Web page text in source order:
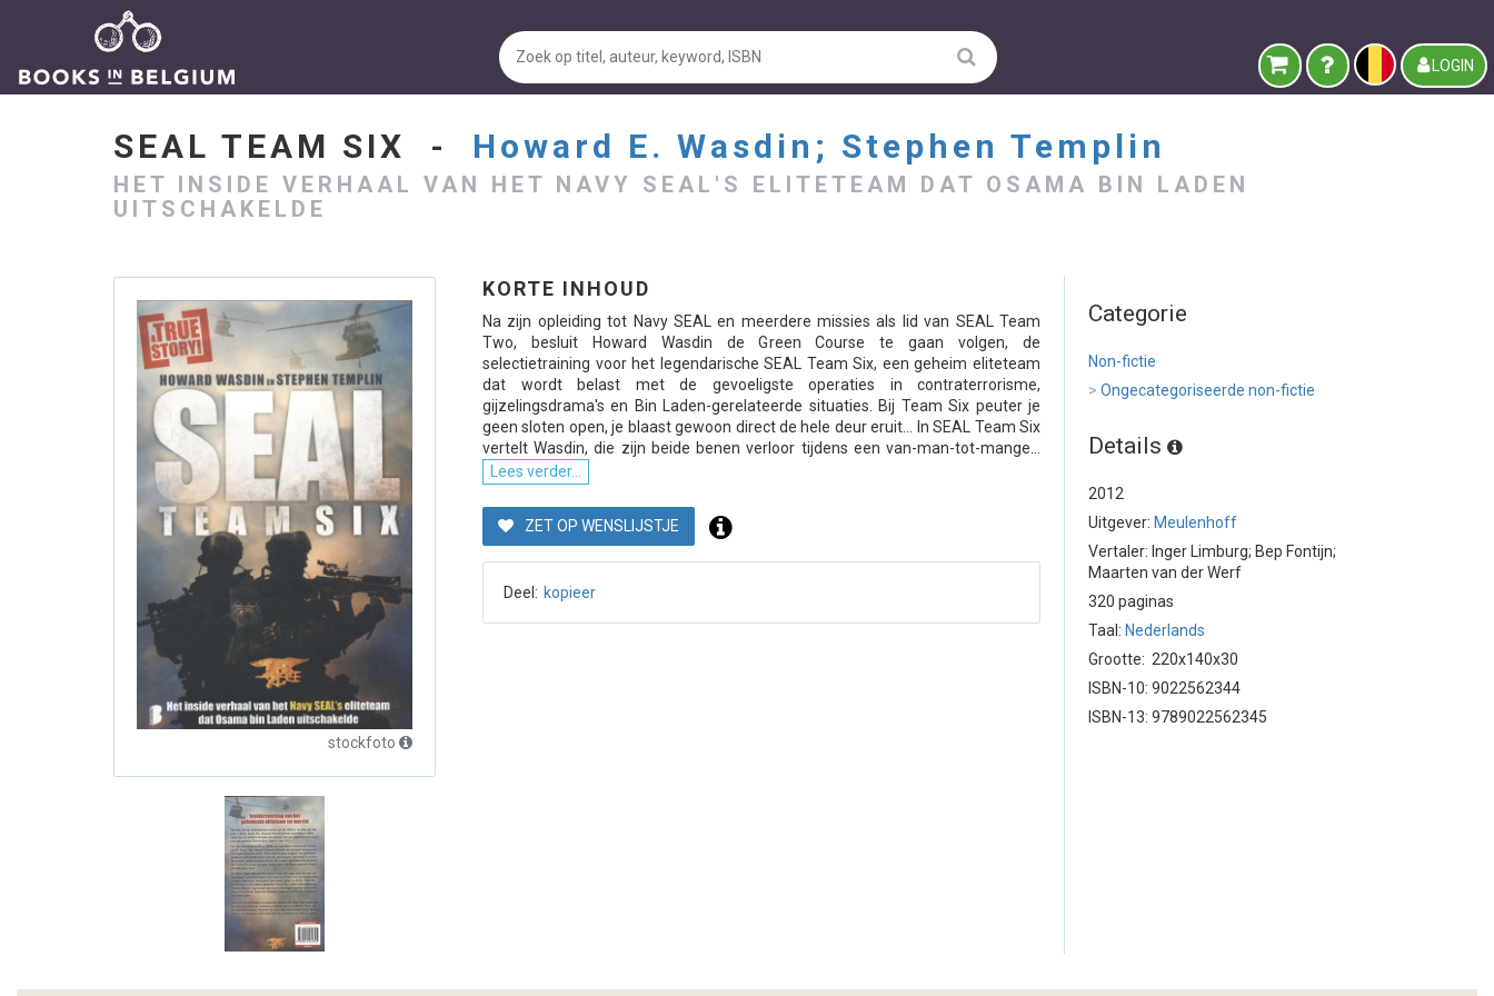
LOGIN
SEAL TEAM SIX - Howard E. Wasdin; Stephen Templin
HET INSIDE VERHAAL VAN HET NAVY SEAL'S ELITETEAM DAT OSAMA BIN LADEN
UITSCHAKELDE
stockfoto
KORTE INHOUD
Na zijn opleiding tot Navy SEAL en meerdere missies als lid van SEAL Team
Two, besluit Howard Wasdin de Green Course te gaan volgen, de
selectietraining voor het legendarische SEAL Team Six, een geheim eliteteam
dat wordt belast met de gevoeligste operaties in contraterrorisme,
gijzelingsdrama's en Bin Laden-gerelateerde situaties. Bij Team Six peuter je
geen sloten open, je blaast gewoon direct de hele deur eruit... In SEAL Team Six
vertelt Wasdin, die zijn beide benen verloor tijdens een van-man-tot-mange...
Lees verder...
ZET OP WENSLIJSTJE
Deel: kopieer
Categorie
Non-fictie
> Ongecategoriseerde non-fictie
Details
2012
Uitgever: Meulenhoff
Vertaler: Inger Limburg; Bep Fontijn;
Maarten van der Werf
320 paginas
Taal: Nederlands
Grootte: 220x140x30
ISBN-10: 9022562344
ISBN-13: 9789022562345